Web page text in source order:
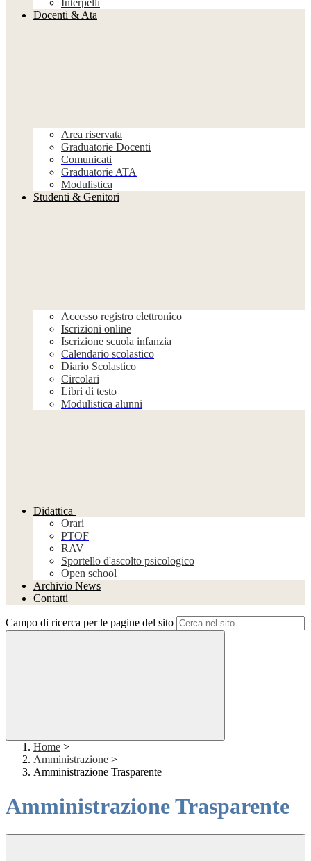
Interpelli
Docenti & Ata
Area riservata
Graduatorie Docenti
Comunicati
Graduatorie ATA
Modulistica
Studenti & Genitori
Accesso registro elettronico
Iscrizioni online
Iscrizione scuola infanzia
Calendario scolastico
Diario Scolastico
Circolari
Libri di testo
Modulistica alunni
Didattica
Orari
PTOF
RAV
Sportello d'ascolto psicologico
Open school
Archivio News
Contatti
Campo di ricerca per le pagine del sito
Home >
Amministrazione >
Amministrazione Trasparente
Amministrazione Trasparente